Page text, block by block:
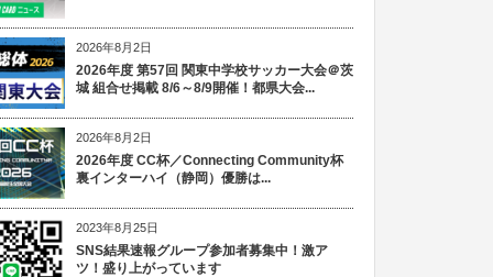
2026年8月2日
2026年度 第57回 関東中学校サッカー大会＠茨
城 組合せ掲載 8/6～8/9開催！都県大会...
2026年8月2日
2026年度 CC杯／Connecting Community杯
裏インターハイ（静岡）優勝は...
2023年8月25日
SNS結果速報グループ参加者募集中！激ア
ツ！盛り上がっています